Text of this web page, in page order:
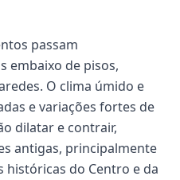
passam
embaixo de pisos,
O clima úmido e
e variações fortes de
dilatar e contrair,
antigas, principalmente
históricas do Centro e da